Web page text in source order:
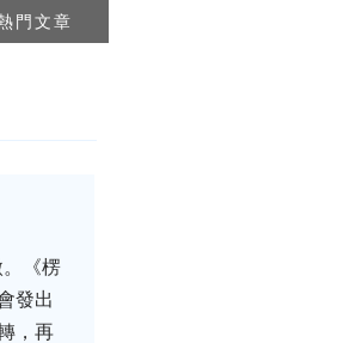
門文章
《楞
發出
，再